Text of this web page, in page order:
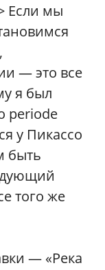
Если мы
— это все
я был
periode
у Пикассо
быть
того же
— «Река